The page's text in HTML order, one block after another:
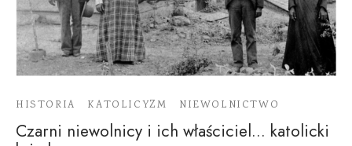
HISTORIA KATOLICYZM NIEWOLNICTWO
Czarni niewolnicy i ich właściciel… katolicki